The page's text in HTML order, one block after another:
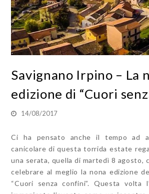
Savignano Irpino – La
edizione di “Cuori
14/08/2017
Ci ha pensato anche il tempo ad
canicolare di questa torrida estate
una serata, quella di martedì 8 agosto,
celebrare al meglio la nona edizione
“Cuori senza confini”. Questa volta